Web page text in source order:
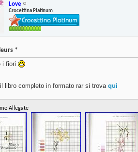
Love
Crocettina Platinum
*
i fiori
libro completo in formato rar si trova qui
Allegate